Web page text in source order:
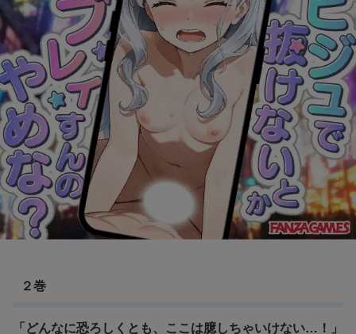
２巻
「どんなに恐ろしくとも、ここは臆しちゃいけない…！」